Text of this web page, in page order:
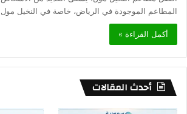
المطاعم الموجودة في الرياض، خاصة في النخيل
أكمل القراءة »
أحدث المقالات